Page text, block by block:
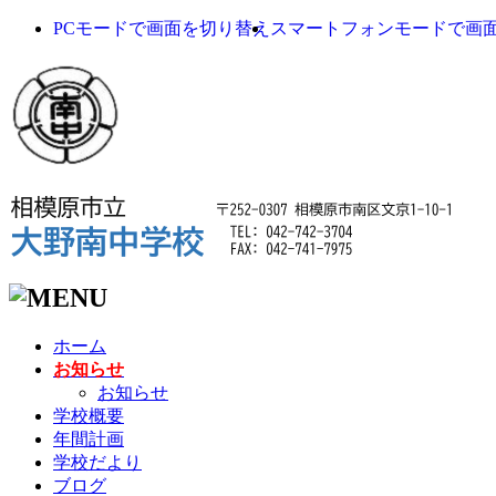
PCモードで画面を切り替え スマートフォンモードで画
ホーム
お知らせ
お知らせ
学校概要
年間計画
学校だより
ブログ